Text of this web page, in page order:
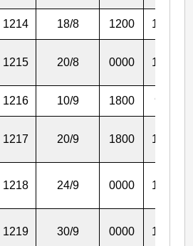
1214 18/8 1200 18.6
1215 20/8 0000 16.8
1216 10/9 1800 9.6
1217 20/9 1800 13.5
1218 24/9 0000 18.6
1219 30/9 0000 13.9